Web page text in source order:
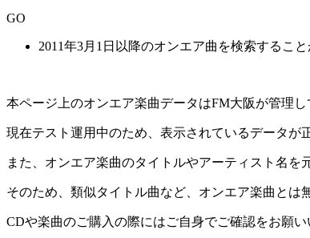
GO
2011年3月1日以降のオンエア曲を検索すること
本ページ上のオンエア楽曲データはFM大阪が管理
現在テスト運用中のため、表示されているデータが
また、オンエア楽曲のタイトルやアーティスト名を
そのため、類似タイトル曲など、オンエア楽曲とは
CDや楽曲のご購入の際にはご自身でご確認をお願い